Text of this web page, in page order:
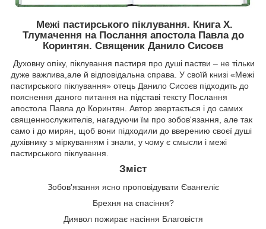
Межі пастирського піклування. Книга Х.
Тлумачення на Послання апостола Павла до
Коринтян. Священик Данило Сисоєв
Духовну опіку, піклування пастиря про душі пастви – не тільки
дуже важлива,але й відповідальна справа. У своїй книзі «Межі
пастирського піклування» отець Данило Сисоєв підходить до
пояснення даного питання на підставі тексту Послання
апостола Павла до Коринтян. Автор звертається і до самих
священнослужителів, нагадуючи їм про зобов'язання, але так
само і до мирян, щоб вони підходили до вверению своєї душі
духівнику з міркуванням і знали, у чому є смысли і межі
пастирського піклування.
Зміст
Зобов'язання ясно проповідувати Євангеліє
Брехня на спасіння?
Диявол пожирає насіння Благовістя